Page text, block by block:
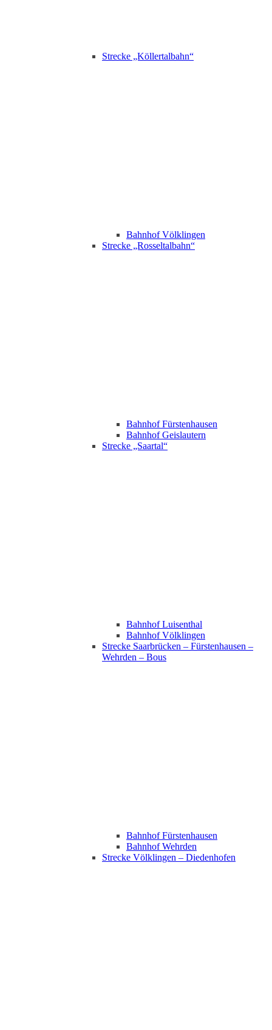
Strecke „Köllertalbahn“
Bahnhof Völklingen
Strecke „Rosseltalbahn“
Bahnhof Fürstenhausen
Bahnhof Geislautern
Strecke „Saartal“
Bahnhof Luisenthal
Bahnhof Völklingen
Strecke Saarbrücken – Fürstenhausen –
Wehrden – Bous
Bahnhof Fürstenhausen
Bahnhof Wehrden
Strecke Völklingen – Diedenhofen